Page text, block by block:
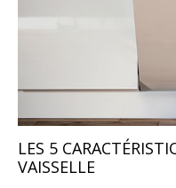
LES 5
VAISSELLE